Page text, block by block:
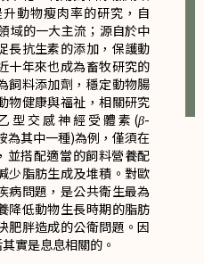
動物瘦肉率的研究，自
域的一大主流；源自於中
長抗生素的添加，保護動
十年來也成為畜牧研究的
飼料添加劑，穩定動物腸
物健康與福祉，相關研究
型交感神經受體素(β-
其中一種)為例，僅須在
並搭配適當的飼料營養配
少脂肪生成及堆積。對歐
病問題，是公共衛生最為
降低動物生長時期的脂肪
肥胖造成的公衛問題。因
實是息息相關的。